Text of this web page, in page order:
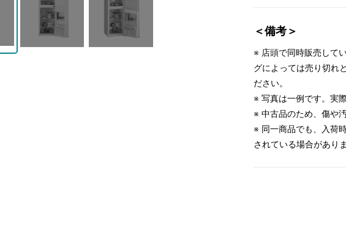
＜備考＞
※ 店頭で同時販売して
グによっては売り切れ
ださい。
※ 写真は一例です。実
※ 中古品のため、傷や
※ 同一商品でも、入荷
されている場合があり